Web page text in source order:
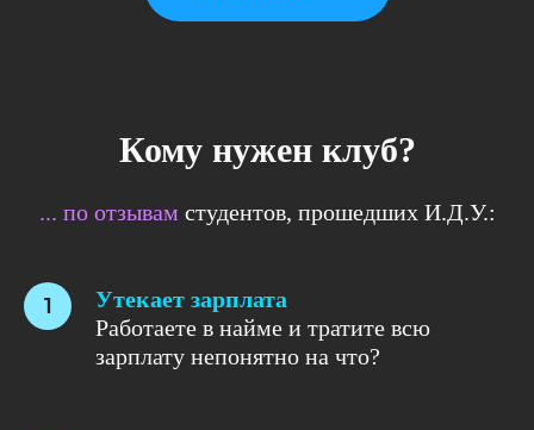
Кому нужен клуб?
... по отзывам студентов, прошедших И.Д.У.:
Утекает зарплата
Работаете в найме и тратите всю
зарплату непонятно на что?